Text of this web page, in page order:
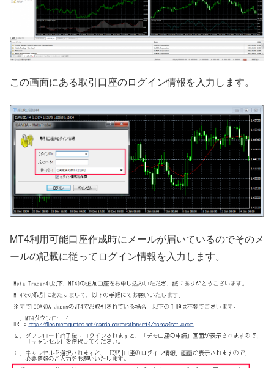
この画面にある取引口座のログイン情報を入力します。
MT4利用可能口座作成時にメールが届いているのでそのメ
ールの記載に従ってログイン情報を入力します。